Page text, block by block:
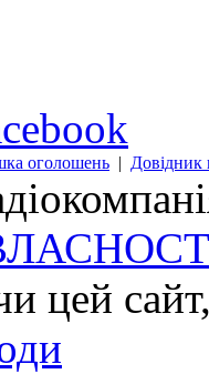
оголошень | Довідник
цей